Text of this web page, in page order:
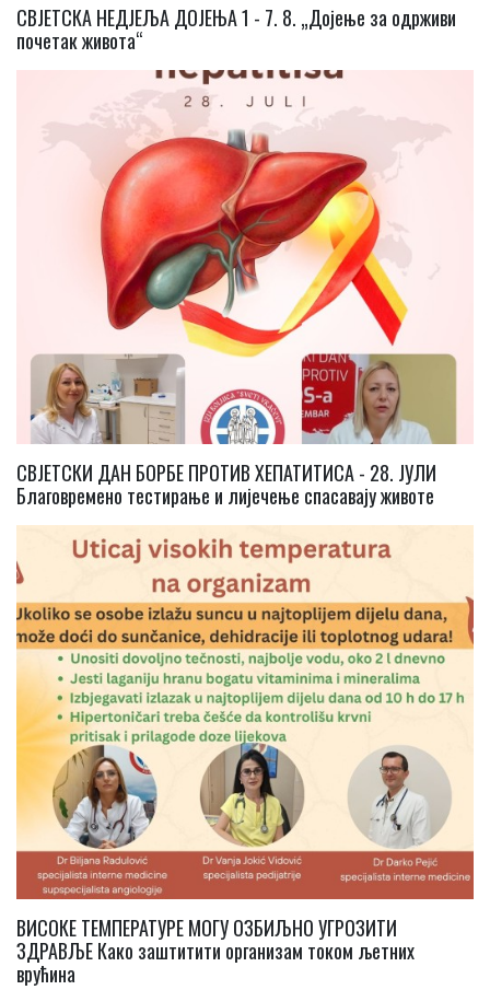
СВЈЕТСКА НЕДЈЕЉА ДОЈЕЊА 1 - 7. 8. „Дојење за одрживи
почетак живота“
СВЈЕТСКИ ДАН БОРБЕ ПРОТИВ ХЕПАТИТИСА - 28. ЈУЛИ
Благовремено тестирање и лијечење спасавају животе
ВИСОКЕ ТЕМПЕРАТУРЕ МОГУ ОЗБИЉНО УГРОЗИТИ
ЗДРАВЉЕ Како заштитити организам током љетних
врућина